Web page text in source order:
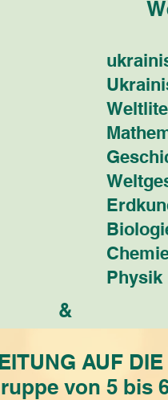
Physik
&
AUF
von 5 bis